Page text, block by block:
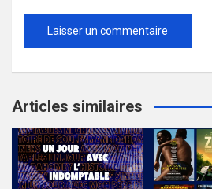
Articles similaires